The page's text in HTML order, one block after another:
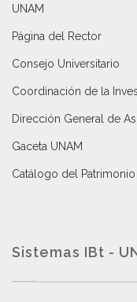
UNAM
Página del Rector
Consejo Universitario
Coordinación de la
Dirección General de
Gaceta UNAM
Catálogo del Patrimonio
Sistemas IBt -